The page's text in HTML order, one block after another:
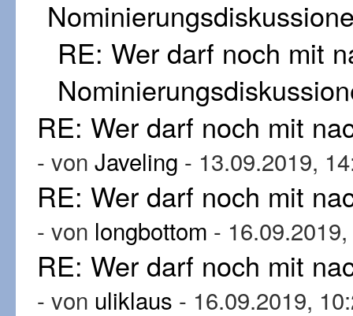
RE: Wer darf noch mit
RE: Wer darf noch mit
- von Javeling - 13.09.2019,
RE: Wer darf noch mit
- von longbottom -
RE: Wer darf noch mit
- von uliklaus - 16.09.2019,